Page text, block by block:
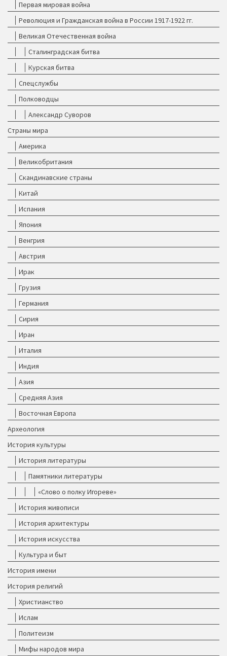
Первая мировая война
Революция и Гражданская война в России 1917-1922 гг.
Великая Отечественная война
Сталинградская битва
Курская битва
Спецслужбы
Полководцы
Александр Суворов
Страны мира
Америка
Великобритания
Скандинавские страны
Китай
Испания
Япония
Венгрия
Австрия
Ирак
Грузия
Германия
Сирия
Иран
Италия
Индия
Азия
Средняя Азия
Восточная Европа
Археология
История культуры
История литературы
Памятники литературы
«Слово о полку Игореве»
История живописи
История архитектуры
История искусства
Культура и быт
История имени
История религий
Христианство
Ислам
Политеизм
Мифы народов мира